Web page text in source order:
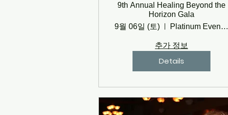
9th Annual Healing Beyond the
Horizon Gala
9월 06일 (토)
Platinum Event Center
추가 정보
Details